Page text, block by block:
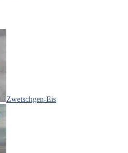
Zwetschgen-Eis